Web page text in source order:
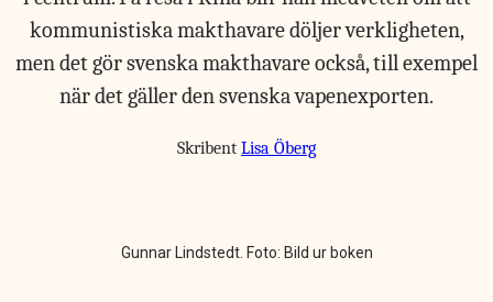
kommunistiska makthavare döljer verkligheten,
men det gör svenska makthavare också, till exempel
när det gäller den svenska vapenexporten.
Skribent Lisa Öberg
Gunnar Lindstedt. Foto: Bild ur boken